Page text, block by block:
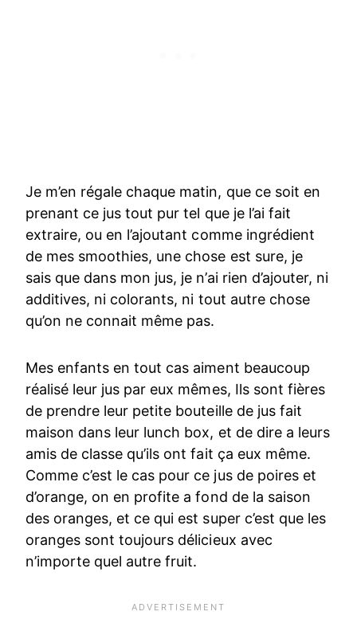
Je m’en régale chaque matin, que ce soit en
prenant ce jus tout pur tel que je l’ai fait
extraire, ou en l’ajoutant comme ingrédient
de mes smoothies, une chose est sure, je
sais que dans mon jus, je n’ai rien d’ajouter, ni
additives, ni colorants, ni tout autre chose
qu’on ne connait même pas.
Mes enfants en tout cas aiment beaucoup
réalisé leur jus par eux mêmes, Ils sont fières
de prendre leur petite bouteille de jus fait
maison dans leur lunch box, et de dire a leurs
amis de classe qu’ils ont fait ça eux même.
Comme c’est le cas pour ce jus de poires et
d’orange, on en profite a fond de la saison
des oranges, et ce qui est super c’est que les
oranges sont toujours délicieux avec
n’importe quel autre fruit.